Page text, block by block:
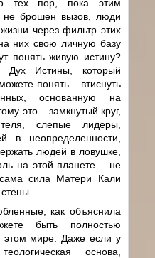
тех пор, пока этим
не брошен вызов, люди
через фильтр этих
них свою личную базу
понять живую истину?
Дух Истины, который
понять – втиснуть
основанную на
это – замкнутый круг,
слепые лидеры,
в неопределенности,
людей в ловушке,
на этой планете – не
сила Матери Кали
как объяснила
быть полностью
этом мире. Даже если у
основа,